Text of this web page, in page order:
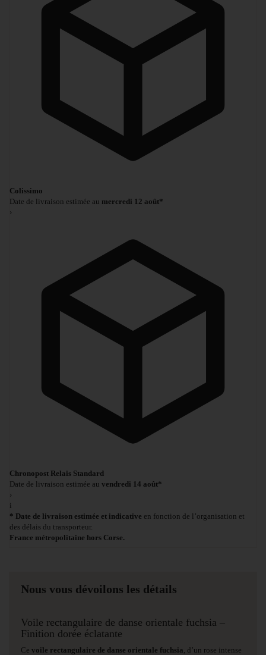
Colissimo
Date de livraison estimée au mercredi 12 août*
›
Chronopost Relais Standard
Date de livraison estimée au vendredi 14 août*
›
i
* Date de livraison estimée et indicative en fonction de l’organisation et
des délais du transporteur.
France métropolitaine hors Corse.
Nous vous dévoilons les détails
Voile rectangulaire de danse orientale fuchsia –
Finition dorée éclatante
Ce voile rectangulaire de danse orientale fuchsia , d’un rose intense